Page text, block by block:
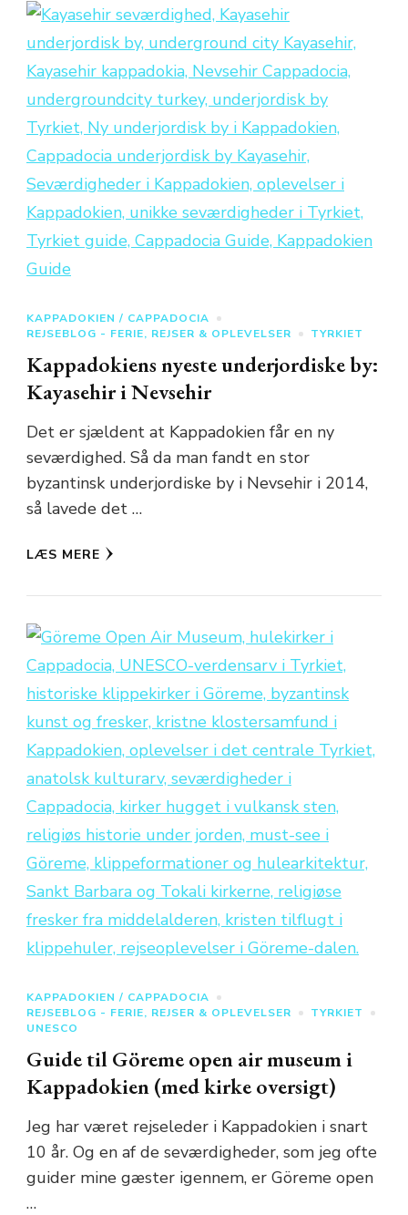
KAPPADOKIEN / CAPPADOCIA
REJSEBLOG - FERIE, REJSER & OPLEVELSER
TYRKIET
Kappadokiens nyeste underjordiske by:
Kayasehir i Nevsehir
Det er sjældent at Kappadokien får en ny
seværdighed. Så da man fandt en stor
byzantinsk underjordiske by i Nevsehir i 2014,
så lavede det …
LÆS MERE
KAPPADOKIEN / CAPPADOCIA
REJSEBLOG - FERIE, REJSER & OPLEVELSER
TYRKIET
UNESCO
Guide til Göreme open air museum i
Kappadokien (med kirke oversigt)
Jeg har været rejseleder i Kappadokien i snart
10 år. Og en af de seværdigheder, som jeg ofte
guider mine gæster igennem, er Göreme open
…